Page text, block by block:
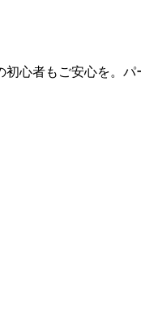
心者もご安心を。